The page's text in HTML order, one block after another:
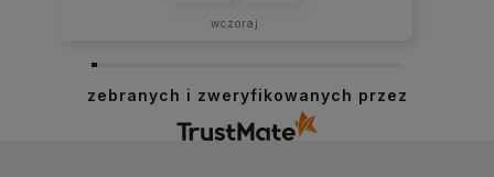
Karlik ICON USA jednoklawiszowy
Karlik ICON USA dwuklawiszowy
wczoraj
zebranych i zweryfikowanych przez